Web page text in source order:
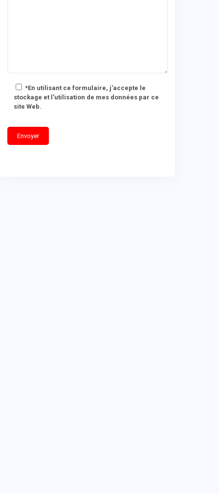
*En utilisant ce formulaire, j'accepte le
stockage et l'utilisation de mes données par ce
site Web.